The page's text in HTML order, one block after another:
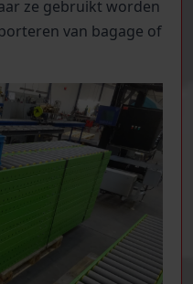
ze gebruikt worden
van bagage of